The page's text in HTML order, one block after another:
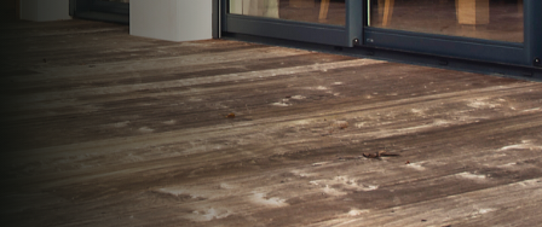
07 83 35 69 17
MON DEVIS MOTEUR
Voir tous nos produits